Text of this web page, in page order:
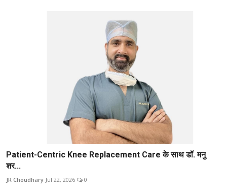
Patient-Centric Knee Replacement Care के साथ डॉ. मनु
शर...
JR Choudhary Jul 22, 2026 0